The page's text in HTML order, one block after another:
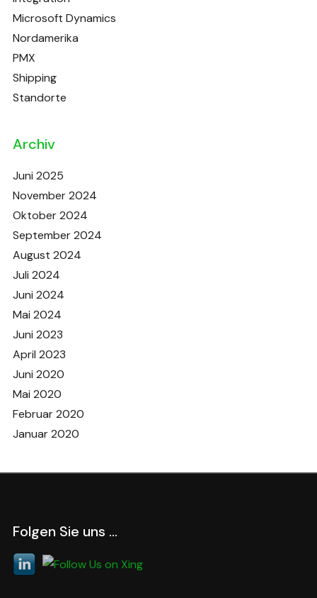
Microsoft Dynamics
Nordamerika
PMX
Shipping
Standorte
Archiv
Juni 2025
November 2024
Oktober 2024
September 2024
August 2024
Juli 2024
Juni 2024
Mai 2024
Juni 2023
April 2023
Juni 2020
Mai 2020
Februar 2020
Januar 2020
Folgen Sie uns …